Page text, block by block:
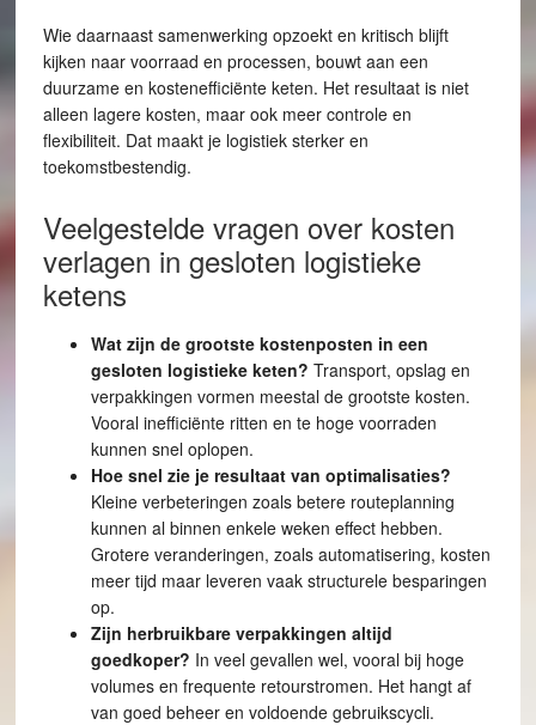
Wie daarnaast samenwerking opzoekt en kritisch blijft
kijken naar voorraad en processen, bouwt aan een
duurzame en kostenefficiënte keten. Het resultaat is niet
alleen lagere kosten, maar ook meer controle en
flexibiliteit. Dat maakt je logistiek sterker en
toekomstbestendig.
Veelgestelde vragen over kosten
verlagen in gesloten logistieke
ketens
Wat zijn de grootste kostenposten in een
gesloten logistieke keten? Transport, opslag en
verpakkingen vormen meestal de grootste kosten.
Vooral inefficiënte ritten en te hoge voorraden
kunnen snel oplopen.
Hoe snel zie je resultaat van optimalisaties?
Kleine verbeteringen zoals betere routeplanning
kunnen al binnen enkele weken effect hebben.
Grotere veranderingen, zoals automatisering, kosten
meer tijd maar leveren vaak structurele besparingen
op.
Zijn herbruikbare verpakkingen altijd
goedkoper? In veel gevallen wel, vooral bij hoge
volumes en frequente retourstromen. Het hangt af
van goed beheer en voldoende gebruikscycli.